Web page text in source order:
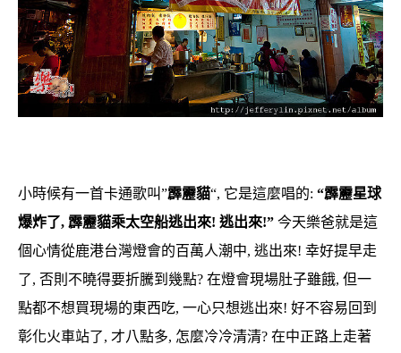
小時候有一首卡通歌叫”霹靂貓“, 它是這麼唱的: “霹靂星球
爆炸了, 霹靂貓乘太空船逃出來! 逃出來!” 今天樂爸就是這
個心情從鹿港台灣燈會的百萬人潮中, 逃出來! 幸好提早走
了, 否則不曉得要折騰到幾點? 在燈會現場肚子雖餓, 但一
點都不想買現場的東西吃, 一心只想逃出來! 好不容易回到
彰化火車站了, 才八點多, 怎麼冷冷清清? 在中正路上走著